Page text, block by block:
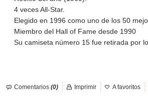
4 veces All-Star.
Elegido en 1996 como uno de los 50
Miembro del Hall of Fame desde 1990
Su camiseta número 15 fue retirada por
Comentarios (0) Imprimir A favoritos